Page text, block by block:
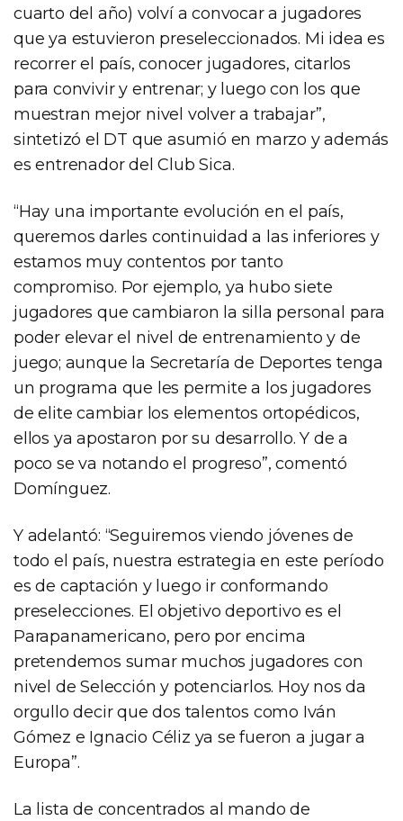
cuarto del año) volví a convocar a jugadores
que ya estuvieron preseleccionados. Mi idea es
recorrer el país, conocer jugadores, citarlos
para convivir y entrenar; y luego con los que
muestran mejor nivel volver a trabajar”,
sintetizó el DT que asumió en marzo y además
es entrenador del Club Sica.
“Hay una importante evolución en el país,
queremos darles continuidad a las inferiores y
estamos muy contentos por tanto
compromiso. Por ejemplo, ya hubo siete
jugadores que cambiaron la silla personal para
poder elevar el nivel de entrenamiento y de
juego; aunque la Secretaría de Deportes tenga
un programa que les permite a los jugadores
de elite cambiar los elementos ortopédicos,
ellos ya apostaron por su desarrollo. Y de a
poco se va notando el progreso”, comentó
Domínguez.
Y adelantó: “Seguiremos viendo jóvenes de
todo el país, nuestra estrategia en este período
es de captación y luego ir conformando
preselecciones. El objetivo deportivo es el
Parapanamericano, pero por encima
pretendemos sumar muchos jugadores con
nivel de Selección y potenciarlos. Hoy nos da
orgullo decir que dos talentos como Iván
Gómez e Ignacio Céliz ya se fueron a jugar a
Europa”.
La lista de concentrados al mando de